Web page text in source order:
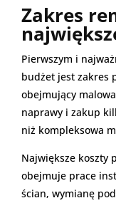
Zakres
Pierwszym i
budżet jest zakres
obejmujący
naprawy i zakup
niż kompleksowa
Największe koszty
obejmuje prace
ścian, wymianę